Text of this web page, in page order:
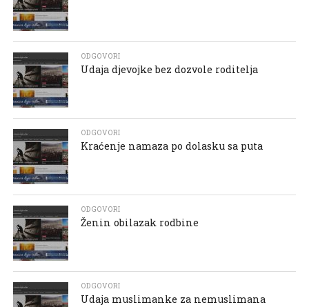
ODGOVORI
Udaja djevojke bez dozvole roditelja
ODGOVORI
Kraćenje namaza po dolasku sa puta
ODGOVORI
Ženin obilazak rodbine
ODGOVORI
Udaja muslimanke za nemuslimana